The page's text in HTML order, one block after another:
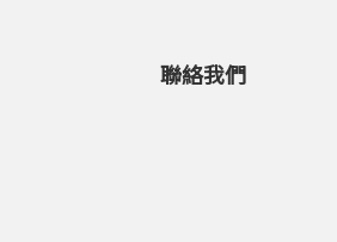
聯絡我們